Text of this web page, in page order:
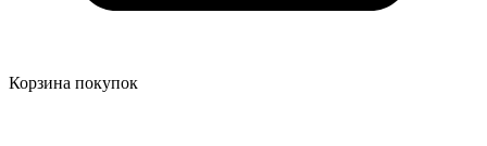
Корзина покупок